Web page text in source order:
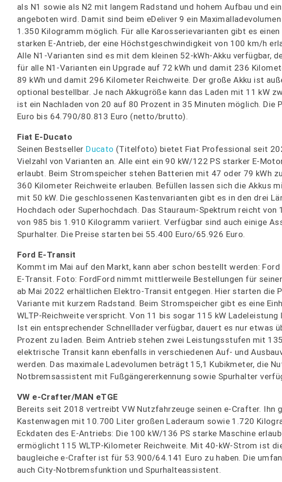
als N1 sowie als N2 mit langem Radstand und hohem Aufbau und
angeboten wird. Damit sind beim eDeliver 9 ein
1.350 Kilogramm möglich. Für alle Karosserievarianten gibt es
starken E-Antrieb, der eine Höchstgeschwindigkeit von 100 km/h
Alle N1-Varianten sind es mit dem kleinen 52-kWh-Akku verfügbar,
für alle N1-Varianten ein Upgrade auf 72 kWh und damit 236
89 kWh und damit 296 Kilometer Reichweite. Der große Akku ist
optional bestellbar. Je nach Akkugröße kann das Laden mit 11 kW
ist ein Nachladen von 20 auf 80 Prozent in 35 Minuten möglich.
Euro bis 64.790/80.813 Euro (netto/brutto).
Fiat E-Ducato
Seinen Bestseller Ducato (Titelfoto) bietet Fiat Professional seit
Vielzahl von Varianten an. Alle eint ein 90 kW/122 PS starker E-
erlaubt. Beim Stromspeicher stehen Batterien mit 47 oder 79 kWh
360 Kilometer Reichweite erlauben. Befüllen lassen sich die Akkus
mit 50 kW. Die geschlossenen Kastenvarianten gibt es in den drei
Hochdach oder Superhochdach. Das Stauraum-Spektrum reicht
von 985 bis 1.910 Kilogramm variiert. Verfügbar sind auch einige
Spurhalter. Die Preise starten bei 55.400 Euro/65.926 Euro.
Ford E-Transit
Kommt im Mai auf den Markt, kann aber schon bestellt werden: Ford
E-Transit. Foto: FordFord nimmt mittlerweile Bestellungen für
ab Mai 2022 erhältlichen Elektro-Transit entgegen. Hier starten die
Variante mit kurzem Radstand. Beim Stromspeicher gibt es eine
WLTP-Reichweite verspricht. Von 11 bis sogar 115 kW
Ist ein entsprechender Schnelllader verfügbar, dauert es nur etwas
Prozent zu laden. Beim Antrieb stehen zwei Leistungsstufen mit
elektrische Transit kann ebenfalls in verschiedenen Auf- und
werden. Das maximale Ladevolumen beträgt 15,1 Kubikmeter, die
Notbremsassistent mit Fußgängererkennung sowie Spurhalter
VW e-Crafter/MAN eTGE
Bereits seit 2018 vertreibt VW Nutzfahrzeuge seinen e-Crafter. Ihn
Kastenwagen mit 10.700 Liter großen Laderaum sowie 1.720
Eckdaten des E-Antriebs: Die 100 kW/136 PS starke Maschine
ermöglicht 115 WLTP-Kilometer Reichweite. Mit 40-kW-Strom ist
baugleiche e-Crafter ist für 53.900/64.141 Euro zu haben. Die
auch City-Notbremsfunktion und Spurhalteassistent.